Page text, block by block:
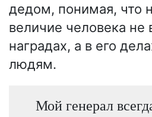
дедом, понимая, что
величие человека не
наградах, а в его
людям.
Мой генерал